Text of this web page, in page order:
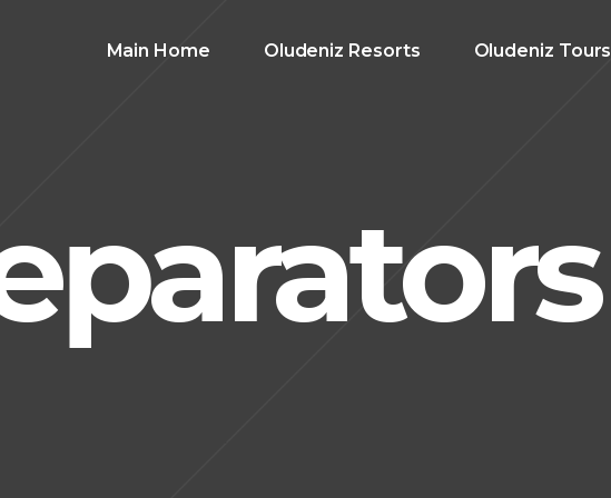
Main Home Oludeniz Resorts Oludeniz Tours